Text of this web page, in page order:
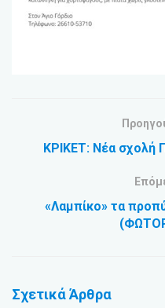
ΚΡΙΚΕΤ: Νέα
«Λαμπίκο» τα
ΣχετικάΆρθρα